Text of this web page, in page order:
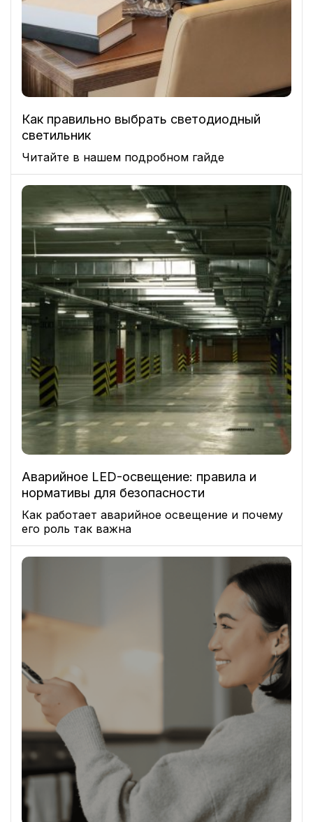
Как правильно выбрать светодиодный
светильник
Читайте в нашем подробном гайде
Аварийное LED-освещение: правила и
нормативы для безопасности
Как работает аварийное освещение и почему
его роль так важна